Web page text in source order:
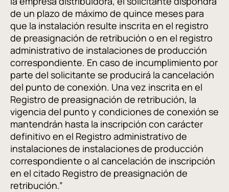
de un plazo de máximo de quince meses para
que la instalación resulte inscrita en el registro
de preasignación de retribución o en el registro
administrativo de instalaciones de producción
correspondiente. En caso de incumplimiento por
parte del solicitante se producirá la cancelación
del punto de conexión. Una vez inscrita en el
Registro de preasignación de retribución, la
vigencia del punto y condiciones de conexión se
mantendrán hasta la inscripción con carácter
definitivo en el Registro administrativo de
instalaciones de instalaciones de producción
correspondiente o al cancelación de inscripción
en el citado Registro de preasignación de
retribución.”